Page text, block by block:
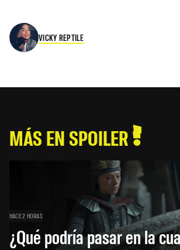
VICKY REPTILE
MÁS EN SPOILER
HACE 2 HORAS
¿Qué podría pasar en la